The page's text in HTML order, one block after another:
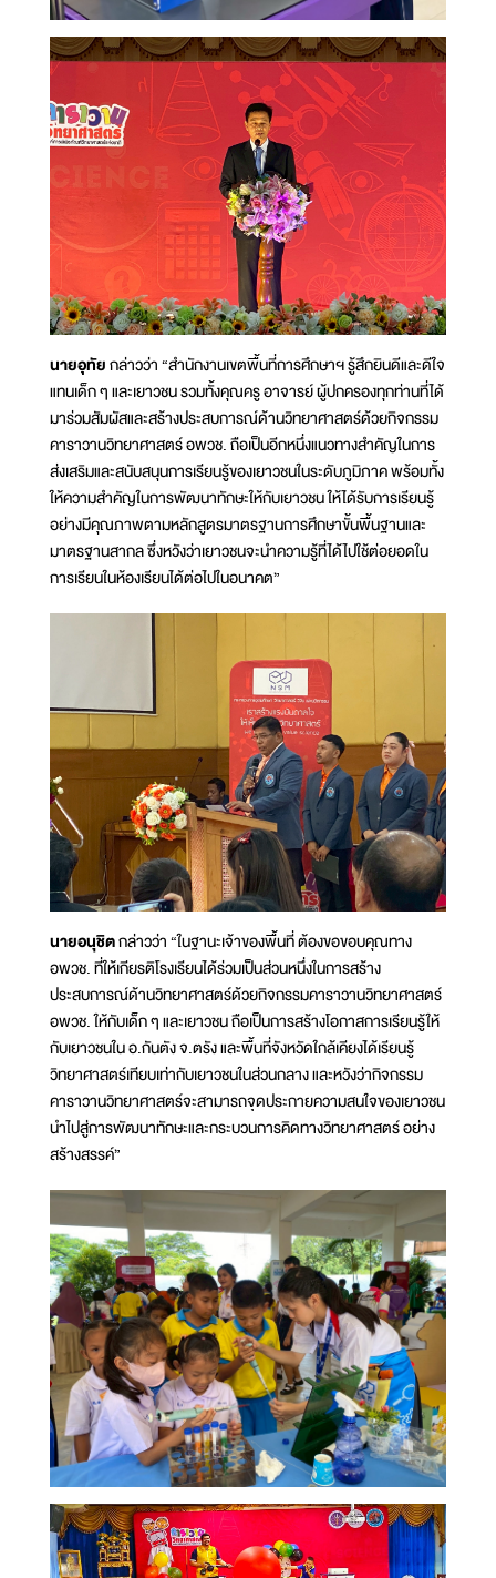
นายอุทัยกล่าวว่า “สำนักงานเขตพื้นที่การศึกษาฯ รู้สึกยินดีและดีใจ
แทนเด็ก ๆ และเยาวชน รวมทั้งคุณครู อาจารย์ ผู้ปกครองทุกท่านที่ได้
มาร่วมสัมผัสและสร้างประสบการณ์ด้านวิทยาศาสตร์ด้วยกิจกรรม
คาราวานวิทยาศาสตร์ อพวช. ถือเป็นอีกหนึ่งแนวทางสำคัญในการ
ส่งเสริมและสนับสนุนการเรียนรู้ของเยาวชนในระดับภูมิภาค พร้อมทั้ง
ให้ความสำคัญในการพัฒนาทักษะให้กับเยาวชน ให้ได้รับการเรียนรู้
อย่างมีคุณภาพตามหลักสูตรมาตรฐานการศึกษาขั้นพื้นฐานและ
มาตรฐานสากล ซึ่งหวังว่าเยาวชนจะนำความรู้ที่ได้ไปใช้ต่อยอดใน
การเรียนในห้องเรียนได้ต่อไปในอนาคต”
นายอนุชิตกล่าวว่า “ในฐานะเจ้าของพื้นที่ ต้องขอขอบคุณทาง
อพวช. ที่ให้เกียรติโรงเรียนได้ร่วมเป็นส่วนหนึ่งในการสร้าง
ประสบการณ์ด้านวิทยาศาสตร์ด้วยกิจกรรมคาราวานวิทยาศาสตร์
อพวช. ให้กับเด็ก ๆ และเยาวชน ถือเป็นการสร้างโอกาสการเรียนรู้ให้
กับเยาวชนใน อ.กันตัง จ.ตรัง และพื้นที่จังหวัดใกล้เคียงได้เรียนรู้
วิทยาศาสตร์เทียบเท่ากับเยาวชนในส่วนกลาง และหวังว่ากิจกรรม
คาราวานวิทยาศาสตร์จะสามารถจุดประกายความสนใจของเยาวชน
นำไปสู่การพัฒนาทักษะและกระบวนการคิดทางวิทยาศาสตร์ อย่าง
สร้างสรรค์”